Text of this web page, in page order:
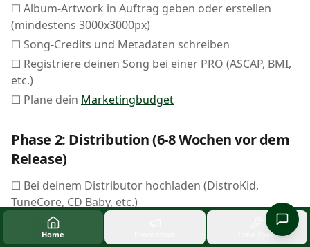
☐ Album-Artwork in Auftrag geben oder erstellen
(mindestens 3000x3000px)
☐ Song-Credits und Metadaten schreiben
☐ Registriere deinen Song bei einer PRO (ASCAP, BMI,
etc.)
☐ Plane dein Marketingbudget
Phase 2: Distribution (6-8 Wochen vor dem
Release)
☐ Bei deinem Distributor hochladen (DistroKid,
TuneCore, CD Baby, etc.)
☐ Wähle alle Streaming-Plattformen für die
Distribution aus
Home Free Tools